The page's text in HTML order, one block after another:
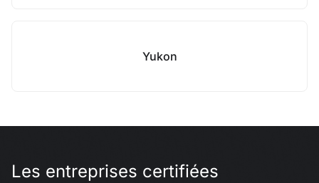
Yukon
Les entreprises certifiées